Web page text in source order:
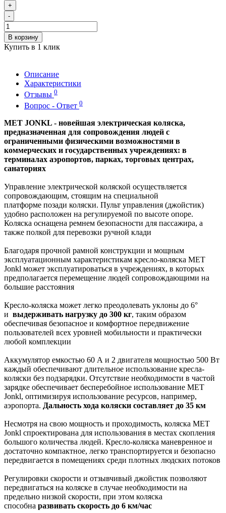
+
-
В корзину
Купить в 1 клик
Описание
Характеристики
Отзывы 0
Вопрос - Ответ 0
MET JONKL - новейшая электрическая коляска,
предназначенная для сопровождения людей с
ограниченными физическими возможностями в
коммерческих и государственных учреждениях: в
терминалах аэропортов, парках, торговых центрах,
санаториях
Управление электрической коляской осуществляется
сопровождающим, стоящим на специальной
платформе позади коляски. Пульт управления (джойстик)
удобно расположен на регулируемой по высоте опоре.
Коляска оснащена ремнем безопасности для пассажира, а
также полкой для перевозки ручной клади
Благодаря прочной рамной конструкции и мощным
эксплуатационным характеристикам кресло-коляска MET
Jonkl может эксплуатироваться в учреждениях, в которых
предполагается перемещение людей сопровождающими на
большие расстояния
Кресло-коляска может легко преодолевать уклоны до 6°
и выдерживать нагрузку до 300 кг, таким образом
обеспечивая безопасное и комфортное передвижение
пользователей всех уровней мобильности и практически
любой комплекции
Аккумулятор емкостью 60 А и 2 двигателя мощностью 500 Вт
каждый обеспечивают длительное использование кресла-
коляски без подзарядки. Отсутствие необходимости в частой
зарядке обеспечивает бесперебойное использование MET
Jonkl, оптимизируя использование ресурсов, например,
аэропорта. Дальность хода коляски составляет до 35 км
Несмотря на свою мощность и проходимость, коляска MET
Jonkl спроектирована для использования в местах скопления
большого количества людей. Кресло-коляска маневренное и
достаточно компактное, легко транспортируется и безопасно
передвигается в помещениях среди плотных людских потоков
Регулировки скорости и отзывчивый джойстик позволяют
передвигаться на коляске в случае необходимости на
предельно низкой скорости, при этом коляска
способна развивать скорость до 6 км/час